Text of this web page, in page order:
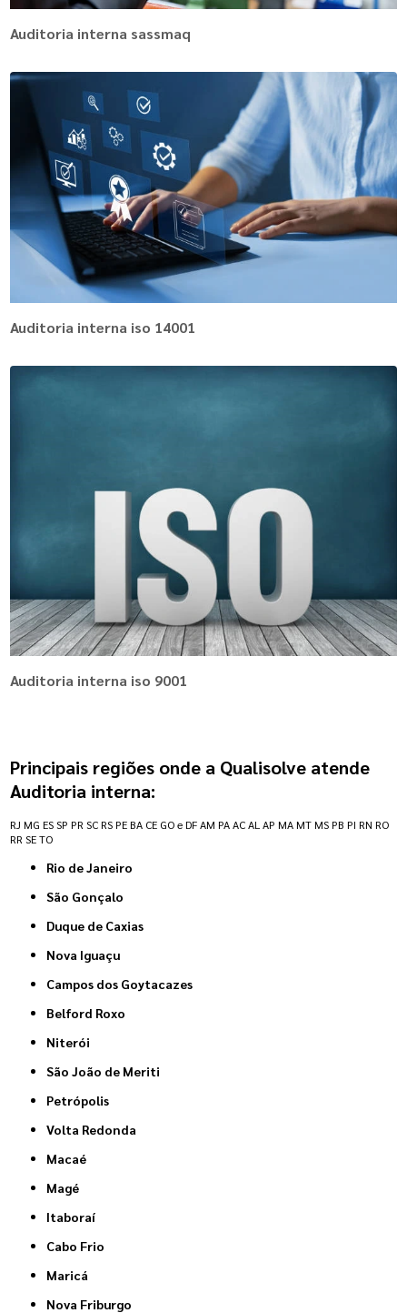
Auditoria interna sassmaq
Auditoria interna iso 14001
Auditoria interna iso 9001
Principais regiões onde a Qualisolve atende
Auditoria interna:
RJ MG ES SP PR SC RS PE BA CE GO e DF AM PA AC AL AP MA MT MS PB PI RN RO
RR SE TO
Rio de Janeiro
São Gonçalo
Duque de Caxias
Nova Iguaçu
Campos dos Goytacazes
Belford Roxo
Niterói
São João de Meriti
Petrópolis
Volta Redonda
Macaé
Magé
Itaboraí
Cabo Frio
Maricá
Nova Friburgo